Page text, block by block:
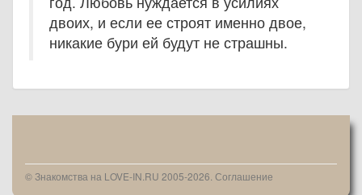
двоих, и если ее строят именно двое,
никакие бури ей будут не страшны.
© Знакомства на LOVE-IN.RU 2005-2026. Соглашение